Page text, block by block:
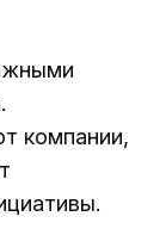
компании,